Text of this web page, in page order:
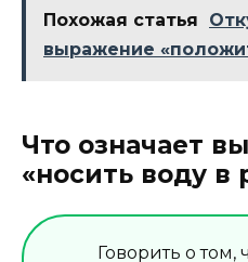
Похожая статья
выражение
Что означает
«носить воду в
Говорить о том,